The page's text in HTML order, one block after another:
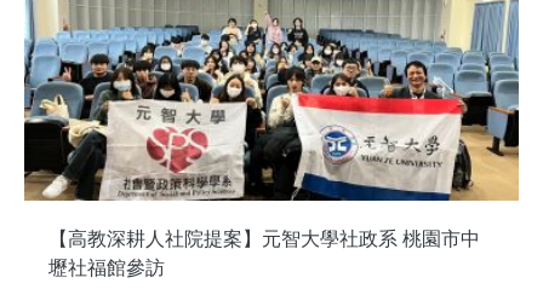
【高教深耕人社院提案】元智大學社政系 桃園市中
壢社福館參訪